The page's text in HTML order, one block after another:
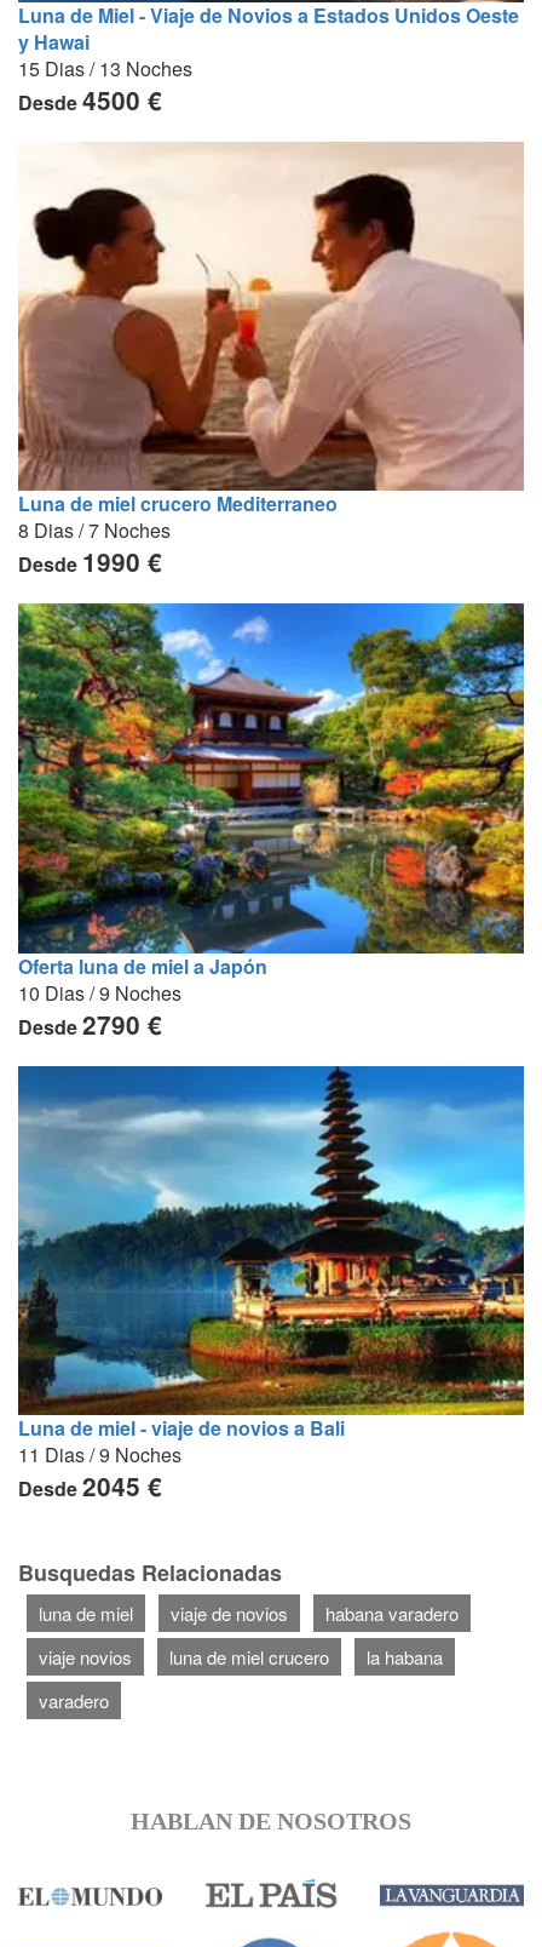
Luna de Miel - Viaje de Novios a Estados Unidos Oeste
y Hawai
15 Dias / 13 Noches
Desde4500 €
Luna de miel crucero Mediterraneo
8 Dias / 7 Noches
Desde 1990 €
Oferta luna de miel a Japón
10 Dias / 9 Noches
Desde2790 €
Luna de miel - viaje de novios a Bali
11 Dias / 9 Noches
Desde2045 €
Busquedas Relacionadas
luna de miel viaje de novios
habana varadero
viaje novios
luna de miel crucero
la habana
varadero
HABLAN DE NOSOTROS